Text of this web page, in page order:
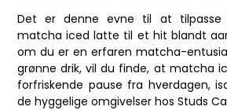
Det er denne evne til at
matcha iced latte til et hit blandt
om du er en erfaren matcha-
grønne drik, vil du finde, at matcha
forfriskende pause fra hverdagen,
de hyggelige omgivelser hos Studs